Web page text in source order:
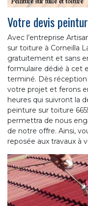
Votre devis
Avec l’entreprise
sur toiture à Corneilla
gratuitement et sans
formulaire dédié à cet
terminé. Dès
votre projet et ferons
heures qui suivront la
peinture sur toiture
permettra de nous
de notre offre. Ainsi,
reposée aux travaux à